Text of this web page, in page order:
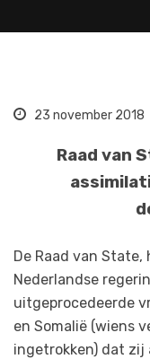
23 november 2018
Raad van
De Raad van
Nederlandse
uitgeprocedeerde
en Somalië (wiens
ingetrokken) dat zij